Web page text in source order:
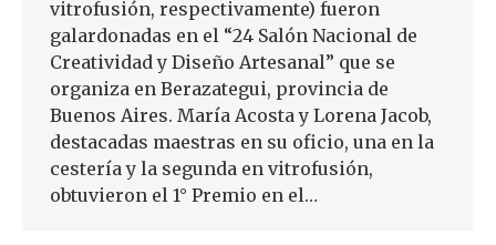
vitrofusión, respectivamente) fueron
galardonadas en el “24 Salón Nacional de
Creatividad y Diseño Artesanal” que se
organiza en Berazategui, provincia de
Buenos Aires. María Acosta y Lorena Jacob,
destacadas maestras en su oficio, una en la
cestería y la segunda en vitrofusión,
obtuvieron el 1° Premio en el…